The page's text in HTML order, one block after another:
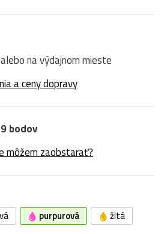
alebo na výdajnom mieste
a ceny dopravy
bodov
môžem zaobstarať?
purpurová žltá